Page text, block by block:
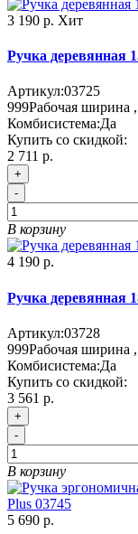
3 190 р. Хит
Ручка деревянная
Артикул:03725
999Рабочая ширина
Комбисистема:Да
Купить со скидкой:
2 711 р.
+
-
В корзину
4 190 р.
Ручка деревянная
Артикул:03728
999Рабочая ширина
Комбисистема:Да
Купить со скидкой:
3 561 р.
+
-
В корзину
5 690 р.